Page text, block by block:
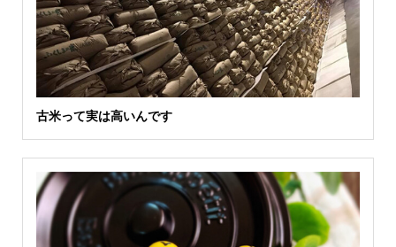
古米って実は高いんです